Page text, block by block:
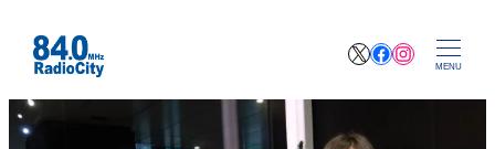
XFacebook
MENU